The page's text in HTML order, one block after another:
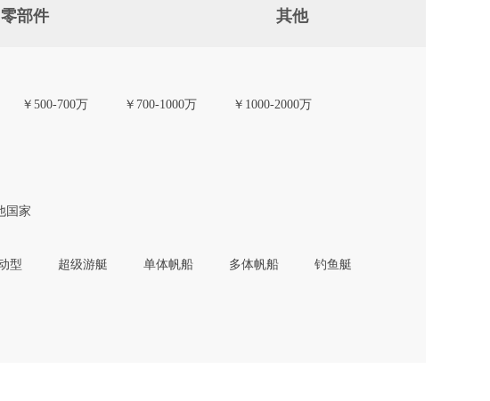
零部件 其他
￥500-700万 ￥700-1000万 ￥1000-2000万
国家
型 超级游艇 单体帆船 多体帆船 钓鱼艇